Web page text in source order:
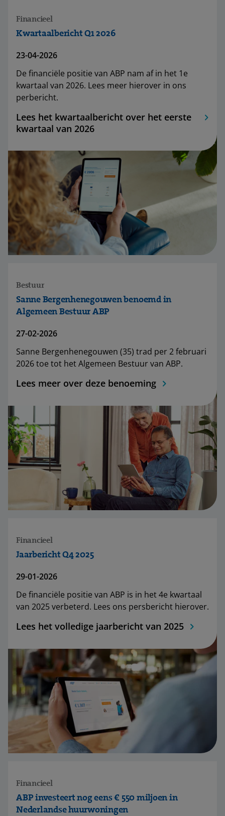
Kwartaalbericht Q1 2026
Financieel
23-04-2026
De financiële positie van ABP nam af in het 1e
kwartaal van 2026. Lees meer hierover in ons
perbericht.
Lees het kwartaalbericht over het eerste
kwartaal van 2026
Sanne Bergenhenegouwen benoemd in
Algemeen Bestuur ABP
Bestuur
27-02-2026
Sanne Bergenhenegouwen (35) trad per 2 februari
2026 toe tot het Algemeen Bestuur van ABP.
Lees meer over deze benoeming
Jaarbericht Q4 2025
Financieel
29-01-2026
De financiële positie van ABP is in het 4e kwartaal
van 2025 verbeterd. Lees ons persbericht hierover.
Lees het volledige jaarbericht van 2025
ABP investeert nog eens € 550 miljoen in
Nederlandse huurwoningen
Financieel